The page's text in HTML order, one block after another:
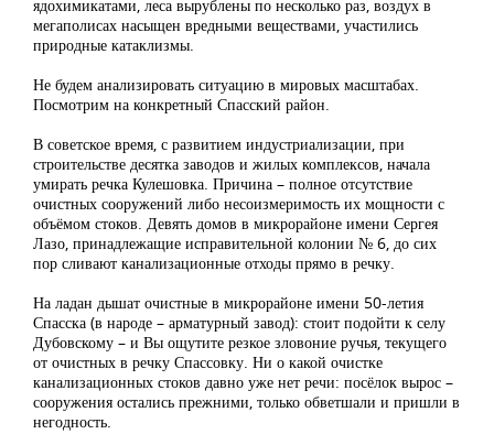
ядохимикатами, леса вырублены по несколько раз, воздух в
мегаполисах насыщен вредными веществами, участились
природные катаклизмы.
Не будем анализировать ситуацию в мировых масштабах.
Посмотрим на конкретный Спасский район.
В советское время, с развитием индустриализации, при
строительстве десятка заводов и жилых комплексов, начала
умирать речка Кулешовка. Причина – полное отсутствие
очистных сооружений либо несоизмеримость их мощности с
объёмом стоков. Девять домов в микрорайоне имени Сергея
Лазо, принадлежащие исправительной колонии № 6, до сих
пор сливают канализационные отходы прямо в речку.
На ладан дышат очистные в микрорайоне имени 50-летия
Спасска (в народе – арматурный завод): стоит подойти к селу
Дубовскому – и Вы ощутите резкое зловоние ручья, текущего
от очистных в речку Спассовку. Ни о какой очистке
канализационных стоков давно уже нет речи: посёлок вырос –
сооружения остались прежними, только обветшали и пришли в
негодность.